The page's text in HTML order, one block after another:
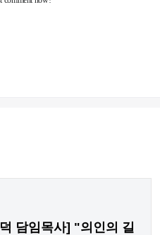
담임목사] "의인의 길